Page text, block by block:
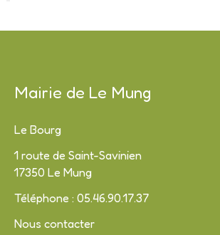
Mairie de Le Mung
Le Bourg
1 route de Saint-Savinien
17350 Le Mung
Téléphone : 05.46.90.17.37
Nous contacter